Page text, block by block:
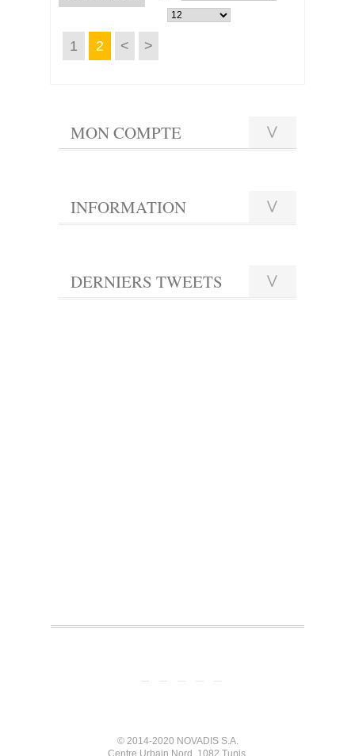
1 2 < >
MON COMPTE
INFORMATION
DERNIERS TWEETS
© 2014-2020 NOVADIS S.A.
Centre Urbain Nord, 1082 Tunis.